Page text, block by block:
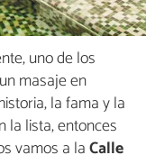
uno de los
masaje en
la fama y la
la lista, entonces
vamos a laCalle